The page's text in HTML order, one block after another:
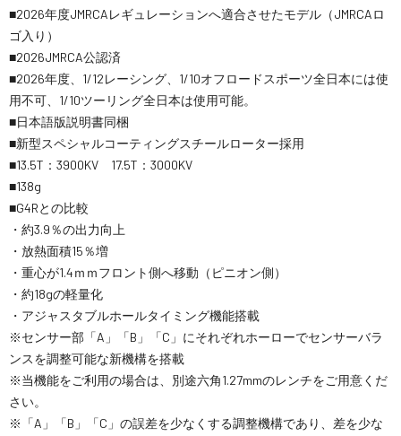
■2026年度JMRCAレギュレーションへ適合させたモデル（JMRCAロ
ゴ入り）
■2026JMRCA公認済
■2026年度、1/12レーシング、1/10オフロードスポーツ全日本には使
用不可、1/10ツーリング全日本は使用可能。
■日本語版説明書同梱
■新型スペシャルコーティングスチールローター採用
■13.5T：3900KV 17.5T：3000KV
■138g
■G4Rとの比較
・約3.9％の出力向上
・放熱面積15％増
・重心が1.4ｍｍフロント側へ移動（ピニオン側）
・約18gの軽量化
・アジャスタブルホールタイミング機能搭載
※センサー部「A」「B」「C」にそれぞれホーローでセンサーバラ
ンスを調整可能な新機構を搭載
※当機能をご利用の場合は、別途六角1.27mmのレンチをご用意くだ
さい。
※「A」「B」「C」の誤差を少なくする調整機構であり、差を少な